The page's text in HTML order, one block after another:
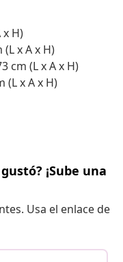
x H)
x A x H)
cm (L x A x H)
(L x A x H)
¡Sube una
Usa el enlace de